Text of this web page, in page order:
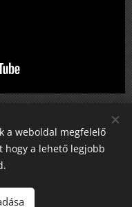
a weboldal megfelelő
hogy a lehető legjobb